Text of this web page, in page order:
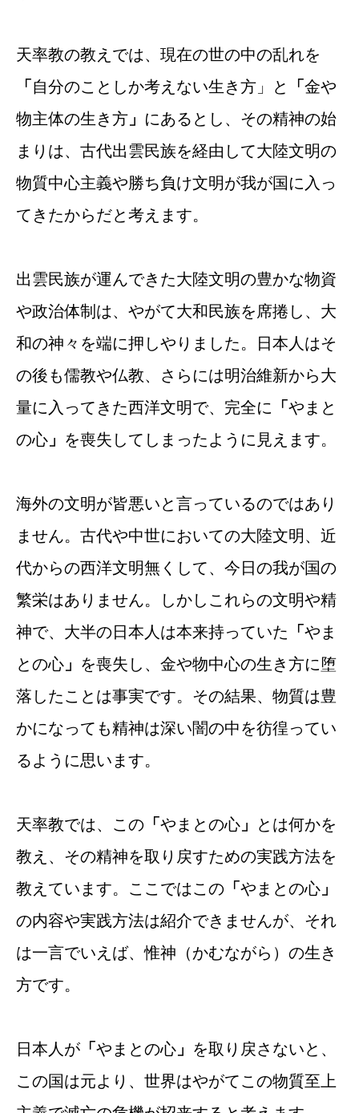
天率教の教えでは、現在の世の中の乱れを
「 自分のことしか考えない生き方」と 「 金や
物主体の生き方 」 にあるとし、その精神の始
まりは、古代出雲民族を経由して大陸文明の
物質中心主義や勝ち負け文明が我が国に入っ
てきたからだと考えます。
出雲民族が運んできた大陸文明の豊かな物資
や政治体制は、やがて大和民族を席捲し、大
和の神々を端に押しやりました。日本人はそ
の後も儒教や仏教、さらには明治維新から大
量に入ってきた西洋文明で、完全に 「 やまと
の心 」 を喪失してしまったように見えます。
海外の文明が皆悪いと言っているのではあり
ません。古代や中世においての大陸文明、近
代からの西洋文明無くして、今日の我が国の
繁栄はありません。しかしこれらの文明や精
神で、大半の日本人は本来持っていた 「 やま
との心 」 を喪失し、金や物中心の生き方に堕
落したことは事実です。その結果、物質は豊
かになっても精神は深い闇の中を彷徨ってい
るように思います。
天率教では、この 「 やまとの心 」
とは何かを
教え、その精神を取り戻すための実践方法を
教えています。ここではこの 「 やまとの心 」
の内容や実践方法は紹介できませんが、それ
は一言でいえば、惟神（かむながら）の生き
方です。
日本人が 「 やまとの心 」 を取り戻さないと、
この国は元より、世界はやがてこの物質至上